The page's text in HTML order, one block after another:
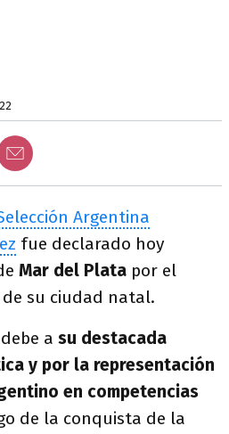
Argentina
fue declarado hoy
Mar del Plata por el
de su ciudad natal.
a su destacada
y por la representación
en competencias
de la conquista de la